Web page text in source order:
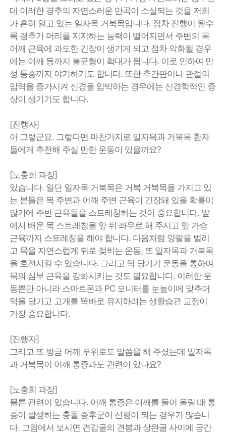
데 이러한 경추의 자연스러운 만곡이 소실되는 것을 저희
가 흔히 알고 있는 일자목 거북목입니다. 점차 진행이 될수
록 경추가 머리를 지지하는 능력이 떨어지면서 주변의 목
어깨 근육에 과도한 긴장이 생기게 되고 점차 악화될 경우
에는 어깨 등까지 불균형이 확대가 됩니다. 이로 인하여 만
성 통증까지 야기하기도 합니다. 또한 추간판이나 관절의
압력을 증가시켜 신경을 압박하는 경우에는 신경학적인 증
상이 생기기도 합니다.
[진행자]
아 그렇군요. 그렇다면 마찬가지로 일자목과 거북목 환자
들에게 추천해 주실 만한 운동이 있을까요?
[노충희 과장]
있습니다. 일단 일자목 거북목은 거북 거북목을 가지고 있
는 분들은 목 주변과 어깨 주변 근육이 긴장돼 있을 확률이
많기에 주변 근육들을 스트레칭하는 것이 중요합니다. 앞
에서 배운 목 스트레칭을 앞 뒤 좌우로 해 주시고 앞 가슴
근육까지 스트레칭을 해야 합니다. 다음처럼 양팔을 벌리
고 목을 자연스럽게 뒤로 젖히는 운동, 또 일자목과 거북목
을 호전시킬 수 있습니다. 그리고 턱 당기기 운동을 통하여
목의 심부 근육을 강화시키는 것도 필요합니다. 이러한 운
동뿐만 아니라 스마트폰과 PC 모니터를 눈높이에 맞추어
턱을 당기고 고개를 똑바로 유지하려는 생활습관 교정이
가장 중요합니다.
[진행자]
그리고 또 방금 어깨 부위로도 말씀을 해 주셨는데 일자목
과 거북목이 어깨 통증과도 관련이 있나요?
[노충희 과장]
물론 관련이 있습니다. 어깨 통증은 어깨를 들어 올릴 때 통
증이 발생하는 충돌 증후군이 선행이 되는 경우가 많습니
다. 그림에서 보시면 견갑골의 견봉과 상완골 사이에 공간